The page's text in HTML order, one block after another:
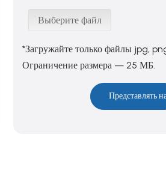
Выберите файл
*Загружайте только файлы jpg,
Ограничение размера — 25 МБ.
Представлять